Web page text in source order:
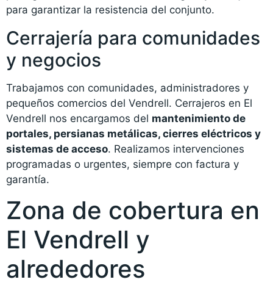
para garantizar la resistencia del conjunto.
Cerrajería para comunidades
y negocios
Trabajamos con comunidades, administradores y
pequeños comercios del Vendrell. Cerrajeros en El
Vendrell nos encargamos del mantenimiento de
portales, persianas metálicas, cierres eléctricos y
sistemas de acceso. Realizamos intervenciones
programadas o urgentes, siempre con factura y
garantía.
Zona de cobertura en
El Vendrell y
alrededores